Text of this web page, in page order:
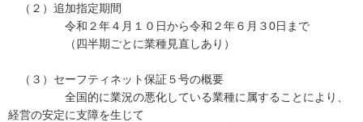
（２）追加指定期間
令和２年４月１０日から令和２年６月３0日まで
（四半期ごとに業種見直しあり）
（３）セーフティネット保証５号の概要
全国的に業況の悪化している業種に属することにより、
経営の安定に支障を生じて